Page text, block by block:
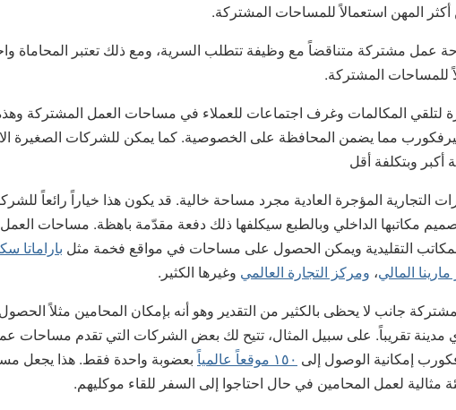
المهن استعمالاً للمساحات المشتركة.
عمل مشتركة متناقضاً مع وظيفة تتطلب السرية، ومع ذلك تعتبر المحاماة
للمساحات المشتركة.
المكالمات وغرف اجتماعات للعملاء في مساحات العمل المشتركة
مما يضمن المحافظة على الخصوصية. كما يمكن للشركات الصغيرة
وبتكلفة أقل
التجارية المؤجرة العادية مجرد مساحة خالية. قد يكون هذا خياراً رائعاً
مكاتبها الداخلي وبالطبع سيكلفها ذلك دفعة مقدّمة باهظة. مساحات العمل
التقليدية ويمكن الحصول على مساحات في مواقع فخمة مثل باراماتا
المالي، ومركز التجارة العالمي وغيرها الكثير.
جانب لا يحظى بالكثير من التقدير وهو أنه بإمكان المحامين مثلاً
تقريباً. على سبيل المثال، تتيح لك بعض الشركات التي تقدم مساحات
إمكانية الوصول إلى ۱٥۰ موقعاً عالمياً
بعضوبة واحدة فقط. هذا يجعل
مثالية لعمل المحامين في حال احتاجوا إلى السفر للقاء موكليهم.